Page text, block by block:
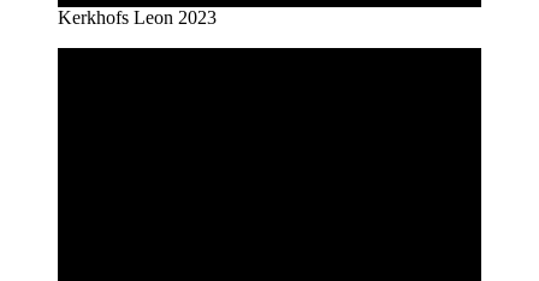
Kerkhofs Leon 2023